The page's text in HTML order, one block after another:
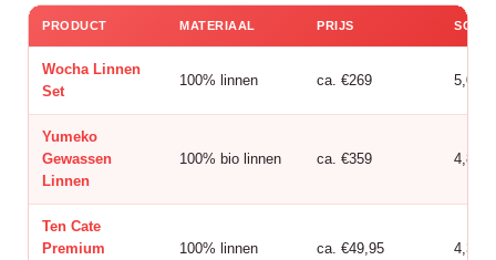
PRODUCT MATERIAAL PRIJS
Wocha Linnen
Set
100% linnen ca. €269 5,0
Yumeko
Gewassen
Linnen
100% bio linnen ca. €359 4,8
Ten Cate
Premium
100% linnen ca. €49,95 4,3